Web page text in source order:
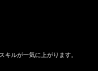
キルが一気に上がります。